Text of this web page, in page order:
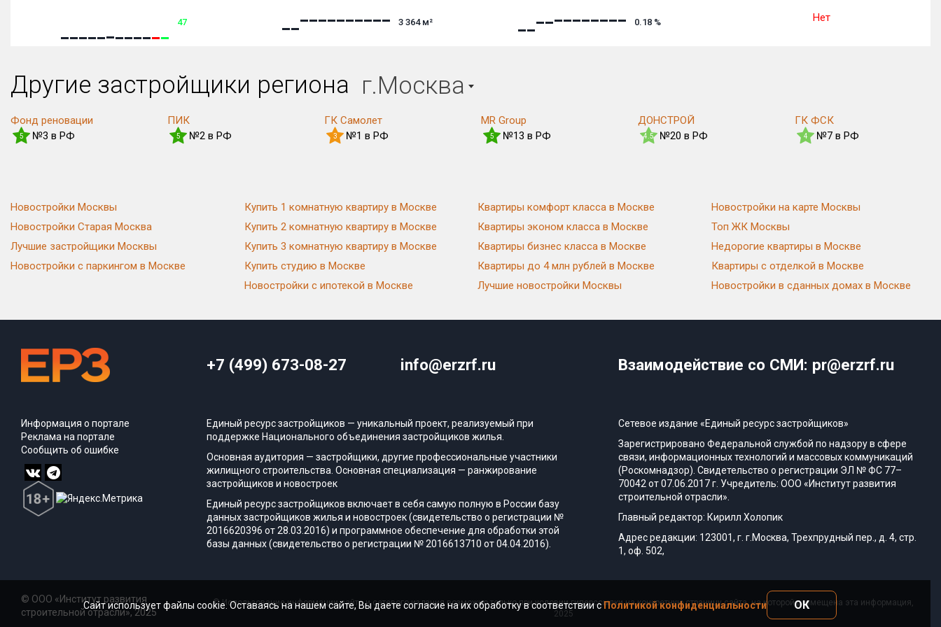
47 3 364 м² 0.18 % Нет
Другие застройщики региона г.Москва
Фонд реновации
5 №3 в РФ
ПИК
5 №2 в РФ
ГК Самолет
3 №1 в РФ
MR Group
5 №13 в РФ
ДОНСТРОЙ
4.5 №20 в РФ
ГК ФСК
4 №7 в РФ
Новостройки Москвы
Новостройки Старая Москва
Лучшие застройщики Москвы
Новостройки с паркингом в Москве
Купить 1 комнатную квартиру в Москве
Купить 2 комнатную квартиру в Москве
Купить 3 комнатную квартиру в Москве
Купить студию в Москве
Новостройки с ипотекой в Москве
Квартиры комфорт класса в Москве
Квартиры эконом класса в Москве
Квартиры бизнес класса в Москве
Квартиры до 4 млн рублей в Москве
Лучшие новостройки Москвы
Новостройки на карте Москвы
Топ ЖК Москвы
Недорогие квартиры в Москве
Квартиры с отделкой в Москве
Новостройки в сданных домах в Москве
+7 (499) 673-08-27 info@erzrf.ru Взаимодействие со СМИ: pr@erzrf.ru
Информация о портале
Реклама на портале
Сообщить об ошибке
Единый ресурс застройщиков — уникальный проект, реализуемый при
поддержке Национального объединения застройщиков жилья.
Основная аудитория — застройщики, другие профессиональные участники
жилищного строительства. Основная специализация — ранжирование
застройщиков и новостроек
Единый ресурс застройщиков включает в себя самую полную в России базу
данных застройщиков жилья и новостроек (свидетельство о регистрации №
2016620396 от 28.03.2016) и программное обеспечение для обработки этой
базы данных (свидетельство о регистрации № 2016613710 от 04.04.2016).
Сетевое издание «Единый ресурс застройщиков»
Зарегистрировано Федеральной службой по надзору в сфере
связи, информационных технологий и массовых коммуникаций
(Роскомнадзор). Свидетельство о регистрации ЭЛ № ФС 77–
70042 от 07.06.2017 г. Учредитель: ООО «Институт развития
строительной отрасли».
Главный редактор: Кирилл Холопик
Адрес редакции: 123001, г. г.Москва, Трехпрудный пер., д. 4, стр.
1, оф. 502,
© ООО «Институт развития
строительной отрасли», 2025
© Использование информации сайта и сетевого издания возможно только при условии гиперссылки на конкретную страницу сайта, на которой размещена эта информация,
2025
Сайт использует файлы cookie. Оставаясь на нашем сайте, Вы даете согласие на их обработку в соответствии сПолитикой конфиденциальности ОК